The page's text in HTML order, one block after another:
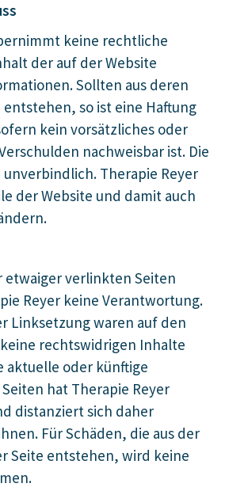
keine rechtliche
der auf der Website
Sollten aus deren
so ist eine Haftung
kein vorsätzliches oder
nachweisbar ist. Die
Therapie Reyer
der Website und damit auch
etwaiger verlinkten Seiten
Reyer keine Verantwortung.
Linksetzung waren auf den
rechtswidrigen Inhalte
aktuelle oder künftige
hat Therapie Reyer
distanziert sich daher
Für Schäden, die aus der
Seite entstehen, wird keine